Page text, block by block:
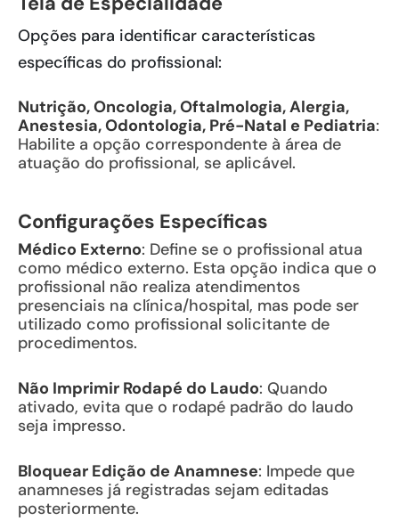
Opções para identificar características
específicas do profissional:
Nutrição, Oncologia, Oftalmologia, Alergia,
Anestesia, Odontologia, Pré-Natal e Pediatria:
Habilite a opção correspondente à área de
atuação do profissional, se aplicável.
Configurações Específicas
Médico Externo: Define se o profissional atua
como médico externo. Esta opção indica que o
profissional não realiza atendimentos
presenciais na clínica/hospital, mas pode ser
utilizado como profissional solicitante de
procedimentos.
Não Imprimir Rodapé do Laudo: Quando
ativado, evita que o rodapé padrão do laudo
seja impresso.
Bloquear Edição de Anamnese: Impede que
anamneses já registradas sejam editadas
posteriormente.